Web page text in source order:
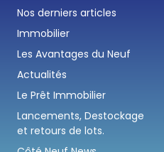
Nos derniers articles
Immobilier
Les Avantages du Neuf
Actualités
Le Prêt Immobilier
Lancements, Destockage
et retours de lots.